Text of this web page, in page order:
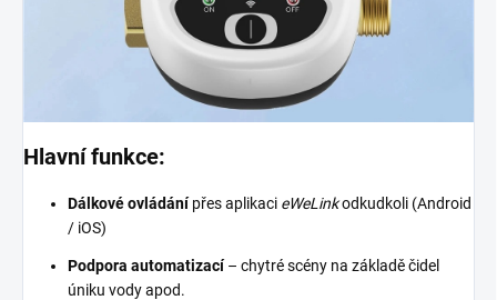
Hlavní funkce:
Dálkové ovládánípřes aplikaci eWeLinkodkudkoli (Android
/ iOS)
Podpora automatizací– chytré scény na základě čidel
úniku vody apod.